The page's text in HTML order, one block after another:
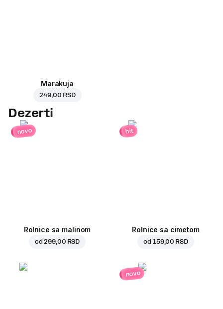
Marakuja
249,00 RSD
Dezerti
novo
Rolnice sa malinom
od299,00 RSD
hit
Rolnice sa cimetom
od 159,00 RSD
novo